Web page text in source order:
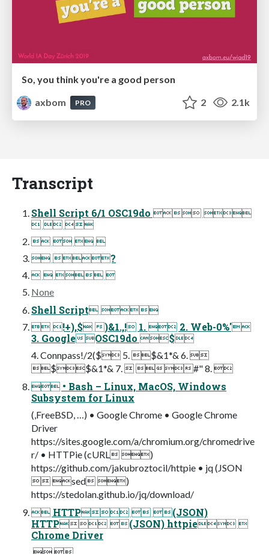
So, you think you're a good person
axbom
PRO 2 2.1k
Transcript
Shell Script 6/1 OSC19do  
  
   
 ?
   
None
Shell Script 
 !+),$ )&1.,! 1.  2. Web-0%'
3. GoogleOSC19do $
4. Connpass!/2($ 5. $&1*& 6. 
$$&1*& 7.  #" 8. 
 • Bash – Linux, MacOS, Windows
Subsystem for Linux
(,FreeBSD, …) • Google Chrome • Google Chrome
Driver
https://sites.google.com/a/chromium.org/chromedrive
r/ • HTTPie (cURL )
https://github.com/jakubroztocil/httpie • jq (JSON
 sed )
https://stedolan.github.io/jq/download/
 HTTP  (JSON)
HTTP (JSON) httpie 
Chrome Driver
  